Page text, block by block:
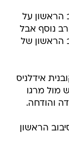
הראשון על
נוסף אבל
הראשון של
אידלניס
מול מרגו
והודחה.
הראשון